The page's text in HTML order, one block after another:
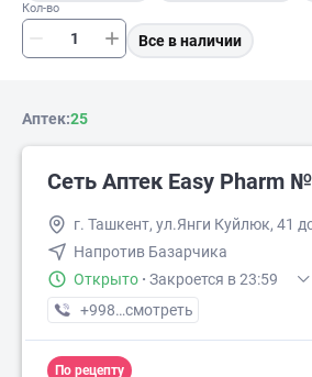
Кол-во
Все в наличии
Аптек:25
Сеть Аптек Easy Pharm
г. Ташкент, ул.Янги Куйлюк, 41
Напротив Базарчика
Открыто · Закроется в 23:59
+998 (97) XXX-XX-XX
смотреть
По рецепту